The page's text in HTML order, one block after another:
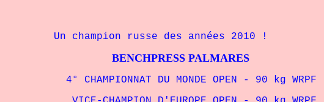
Un champion russe des années 2010 !
BENCHPRESS PALMARES
4° CHAMPIONNAT DU MONDE OPEN - 90 kg